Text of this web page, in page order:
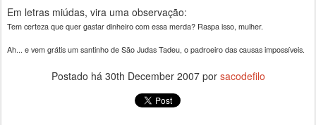
Em letras miúdas, vira uma observação:
Tem certeza que quer gastar dinheiro com essa merda? Raspa isso, mulher.
Ah... e vem grátis um santinho de São Judas Tadeu, o padroeiro das causas impossíveis.
Postado há 30th December 2007por sacodefilo